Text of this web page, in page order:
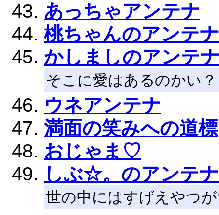
あっちゃアンテナ
桃ちゃんのアンテ
かしましのアンテ
そこに愛はあるのかい？
ウネアンテナ
満面の笑みへの道標
おじゃま♡
しぶ☆。のアンテナ
世の中にはすげえやつ